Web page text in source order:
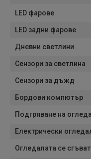
LED фарове
LED задни фарове
Дневни светлини
Сензори за светлина
Сензори за дъжд
Бордови компютър
Подгряване на
Електрически
Огледалата се